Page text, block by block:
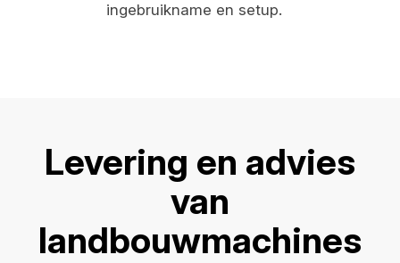
ingebruikname en setup.
Levering en advies
van
landbouwmachines